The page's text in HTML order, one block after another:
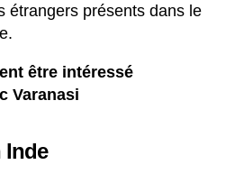
étrangers présents dans le
être intéressé
Varanasi
Inde